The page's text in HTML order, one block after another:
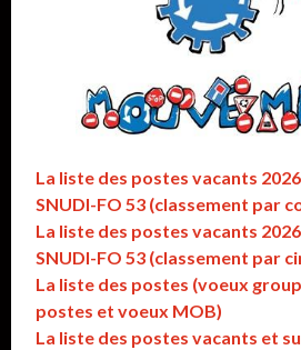
La liste des postes vacants
SNUDI-FO 53 (classement par
La liste des postes vacants
SNUDI-FO 53 (classement par
La liste des postes (voeux
postes et voeux MOB)
La liste des postes vacants et